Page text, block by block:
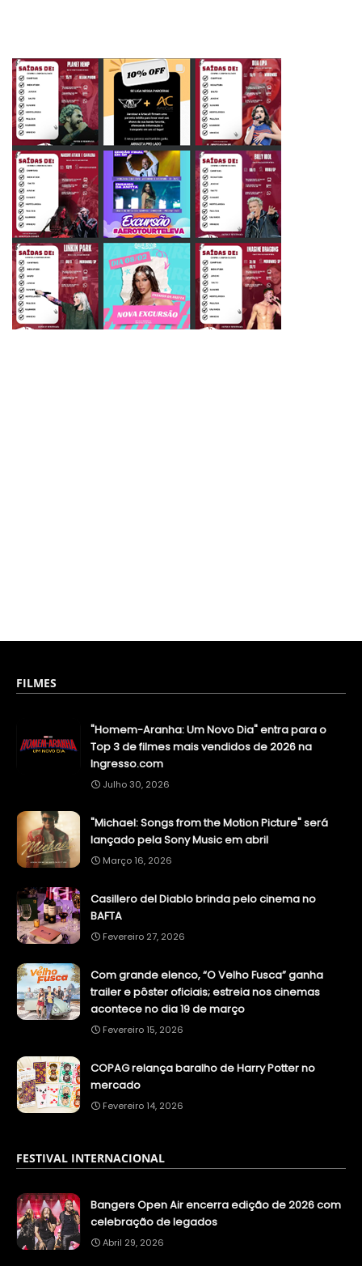
FILMES
"Homem-Aranha: Um Novo Dia" entra para o
Top 3 de filmes mais vendidos de 2026 na
Ingresso.com
Julho 30, 2026
"Michael: Songs from the Motion Picture" será
lançado pela Sony Music em abril
Março 16, 2026
Casillero del Diablo brinda pelo cinema no
BAFTA
Fevereiro 27, 2026
Com grande elenco, “O Velho Fusca” ganha
trailer e pôster oficiais; estreia nos cinemas
acontece no dia 19 de março
Fevereiro 15, 2026
COPAG relança baralho de Harry Potter no
mercado
Fevereiro 14, 2026
FESTIVAL INTERNACIONAL
Bangers Open Air encerra edição de 2026 com
celebração de legados
Abril 29, 2026